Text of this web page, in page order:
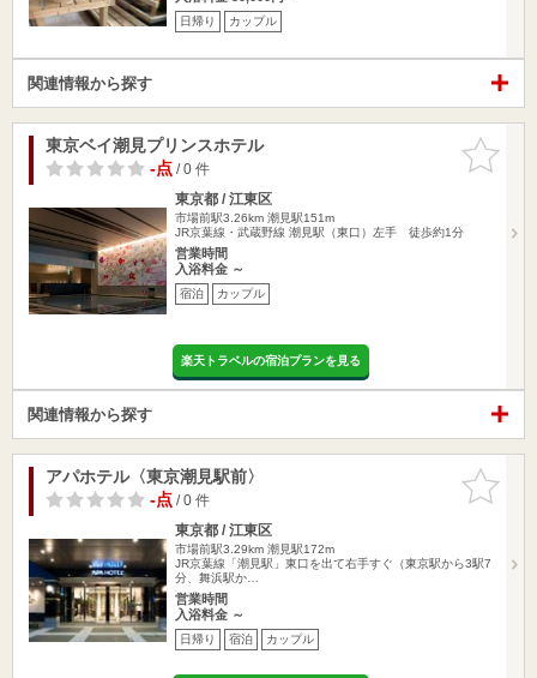
日帰り カップル
関連情報から探す
お気に入
りに追加
東京ベイ潮見プリンスホテル
-点/ 0 件
東京都 / 江東区
市場前駅3.26km 潮見駅151m
JR京葉線・武蔵野線 潮見駅（東口）左手 徒歩約1分
営業時間
入浴料金 ～
宿泊 カップル
楽天トラベルの宿泊プランを見る
関連情報から探す
お気に入
りに追加
アパホテル〈東京潮見駅前〉
-点/ 0 件
東京都 / 江東区
市場前駅3.29km 潮見駅172m
JR京葉線「潮見駅」東口を出て右手すぐ（東京駅から3駅7
分、舞浜駅か…
営業時間
入浴料金 ～
日帰り 宿泊 カップル